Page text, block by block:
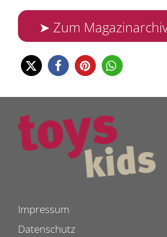
➤ Zum
Impressum
Datenschutz